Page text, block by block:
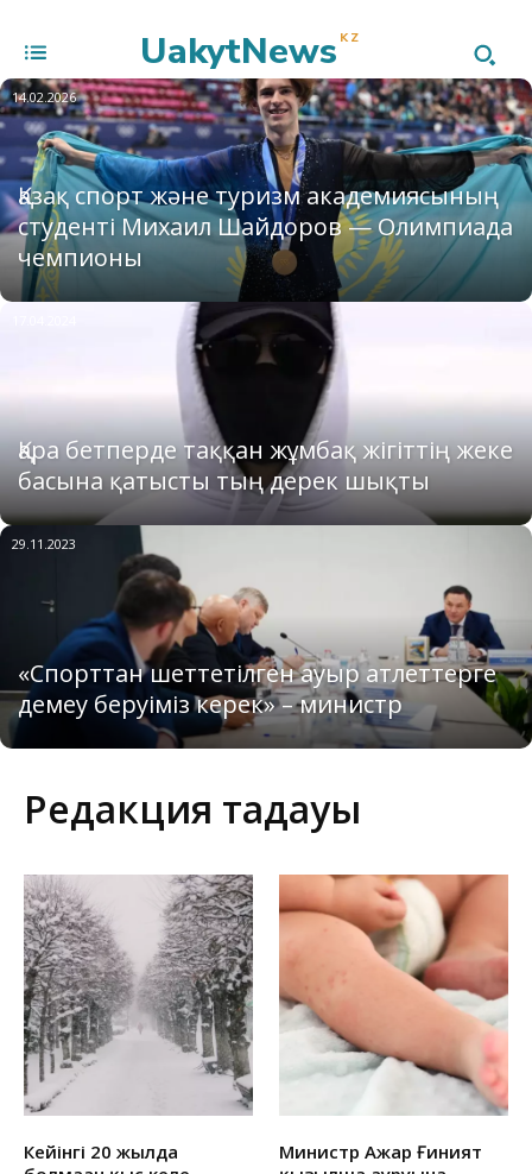
UakytNews KZ
Қазақ спорт және туризм академиясының
студенті Михаил Шайдоров — Олимпиада
чемпионы
14.02.2026
Қара бетперде таққан жұмбақ жігіттің жеке
басына қатысты тың дерек шықты
«Спорттан шеттетілген ауыр атлеттерге
демеу беруіміз керек» – министр
29.11.2023
Редакция таңдауы
Кейінгі 20 жылда
Министр Ажар Ғиният